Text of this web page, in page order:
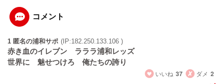
コメント
1 匿名の浦和サポ (IP:182.250.133.106 )
赤き血のイレブン ラララ浦和レッズ
世界に 魅せつけろ 俺たちの誇り
いいね 37 ダメ 2